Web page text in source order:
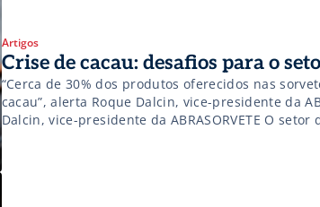
Artigos
Crise de cacau: desafios para o
“Cerca de 30% dos produtos oferecidos nas
cacau”, alerta Roque Dalcin, vice-presidente da
Dalcin, vice-presidente da ABRASORVETE O
atualmente um cenário desafiador devido à crise
testemunhamos um aumento acentuado nos